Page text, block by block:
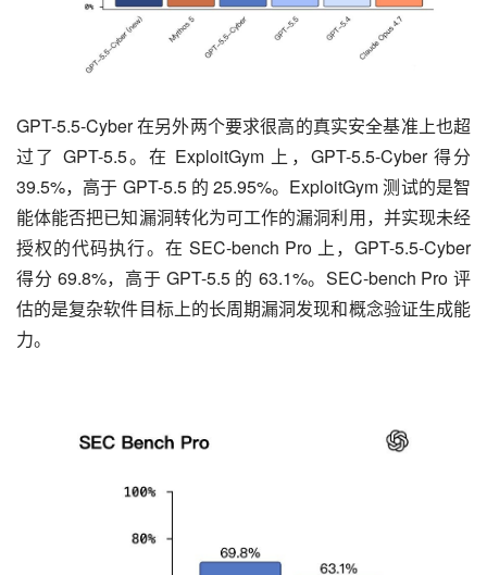
GPT-5.5-Cyber 在另外两个要求很高的真实安全基准上也超
过了 GPT-5.5。在 ExploitGym 上，GPT-5.5-Cyber 得分
39.5%，高于 GPT-5.5 的 25.95%。ExploitGym 测试的是智
能体能否把已知漏洞转化为可工作的漏洞利用，并实现未经
授权的代码执行。在 SEC-bench Pro 上，GPT-5.5-Cyber
得分 69.8%，高于 GPT-5.5 的 63.1%。SEC-bench Pro 评
估的是复杂软件目标上的长周期漏洞发现和概念验证生成能
力。